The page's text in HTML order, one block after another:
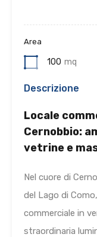
Area
100 mq
Descrizione
Locale
Cernobbio:
vetrine e
Nel cuore di
del Lago di
commerciale in
straordinaria